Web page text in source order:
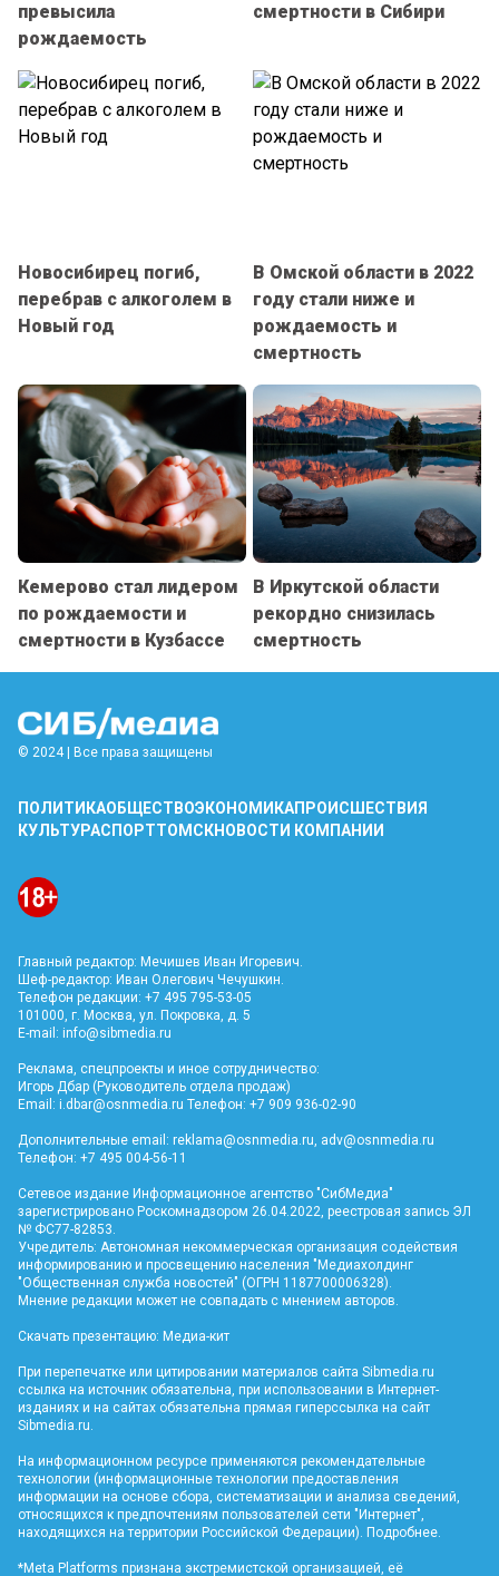
превысила
рождаемость
смертности в Сибири
Новосибирец погиб,
перебрав с алкоголем в
Новый год
В Омской области в 2022
году стали ниже и
рождаемость и
смертность
Кемерово стал лидером
по рождаемости и
смертности в Кузбассе
В Иркутской области
рекордно снизилась
смертность
© 2024 | Все права защищены
ПОЛИТИКАОБЩЕСТВОЭКОНОМИКАПРОИСШЕСТВИЯ
КУЛЬТУРАСПОРТТОМСКНОВОСТИ КОМПАНИИ
Главный редактор: Мечишев Иван Игоревич.
Шеф-редактор: Иван Олегович Чечушкин.
Телефон редакции: +7 495 795-53-05
101000, г. Москва, ул. Покровка, д. 5
E-mail: info@sibmedia.ru
Реклама, спецпроекты и иное сотрудничество:
Игорь Дбар (Руководитель отдела продаж)
Email: i.dbar@osnmedia.ru Телефон: +7 909 936-02-90
Дополнительные email: reklama@osnmedia.ru adv@osnmedia.ru
Телефон: +7 495 004-56-11
Сетевое издание Информационное агентство "СибМедиа"
зарегистрировано Роскомнадзором 26.04.2022, реестровая запись ЭЛ
№ ФС77-82853.
Учредитель: Автономная некоммерческая организация содействия
информированию и просвещению населения "Медиахолдинг
"Общественная служба новостей" (ОГРН 1187700006328).
Мнение редакции может не совпадать с мнением авторов.
Скачать презентацию: Медиа-кит
При перепечатке или цитировании материалов сайта Sibmedia.ru
ссылка на источник обязательна, при использовании в Интернет-
изданиях и на сайтах обязательна прямая гиперссылка на сайт
Sibmedia.ru
На информационном ресурсе применяются рекомендательные
технологии (информационные технологии предоставления
информации на основе сбора, систематизации и анализа сведений,
относящихся к предпочтениям пользователей сети "Интернет",
находящихся на территории Российской Федерации). Подробнее
*Meta Platforms признана экстремистской организацией, её